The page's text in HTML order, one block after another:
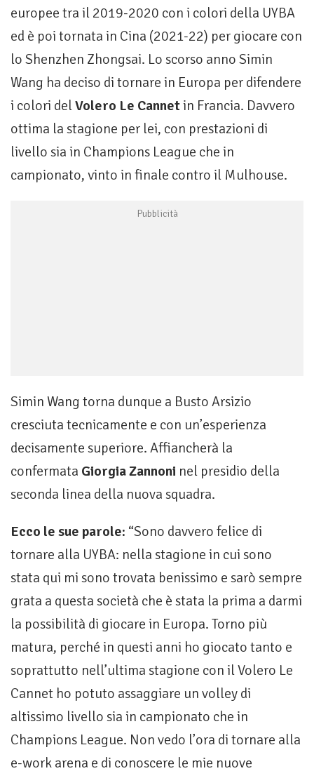
europee tra il 2019-2020 con i colori della UYBA
ed è poi tornata in Cina (2021-22) per giocare con
lo Shenzhen Zhongsai. Lo scorso anno Simin
Wang ha deciso di tornare in Europa per difendere
i colori delVolero Le Cannetin Francia. Davvero
ottima la stagione per lei, con prestazioni di
livello sia in Champions League che in
campionato, vinto in finale contro il Mulhouse.
Simin Wang torna dunque a Busto Arsizio
cresciuta tecnicamente e con un’esperienza
decisamente superiore. Affiancherà la
confermata Giorgia Zannoni nel presidio della
seconda linea della nuova squadra.
Ecco le sue parole: “Sono davvero felice di
tornare alla UYBA: nella stagione in cui sono
stata qui mi sono trovata benissimo e sarò sempre
grata a questa società che è stata la prima a darmi
la possibilità di giocare in Europa. Torno più
matura, perché in questi anni ho giocato tanto e
soprattutto nell’ultima stagione con il Volero Le
Cannet ho potuto assaggiare un volley di
altissimo livello sia in campionato che in
Champions League. Non vedo l’ora di tornare alla
e-work arena e di conoscere le mie nuove